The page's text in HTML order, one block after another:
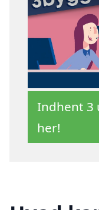
Indhent 3
her!